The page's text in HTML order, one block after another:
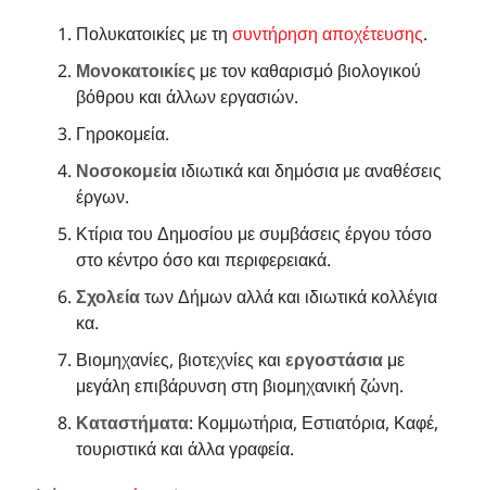
Πολυκατοικίες με τη συντήρηση αποχέτευσης.
Μονοκατοικίες με τον καθαρισμό βιολογικού
βόθρου και άλλων εργασιών.
Γηροκομεία.
Νοσοκομεία ιδιωτικά και δημόσια με αναθέσεις
έργων.
Κτίρια του Δημοσίου με συμβάσεις έργου τόσο
στο κέντρο όσο και περιφερειακά.
Σχολείατων Δήμων αλλά και ιδιωτικά κολλέγια
κα.
Βιομηχανίες, βιοτεχνίες και εργοστάσια με
μεγάλη επιβάρυνση στη βιομηχανική ζώνη.
Καταστήματα: Κομμωτήρια, Εστιατόρια, Καφέ,
τουριστικά και άλλα γραφεία.